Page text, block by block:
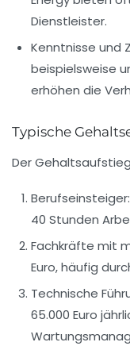
Dienstleister.
Kenntnisse und
beispielsweise
erhöhen die
Typische
Der
Berufseinsteiger:
40 Stunden
Fachkräfte mit
Euro, häufig
Technische
65.000 Euro